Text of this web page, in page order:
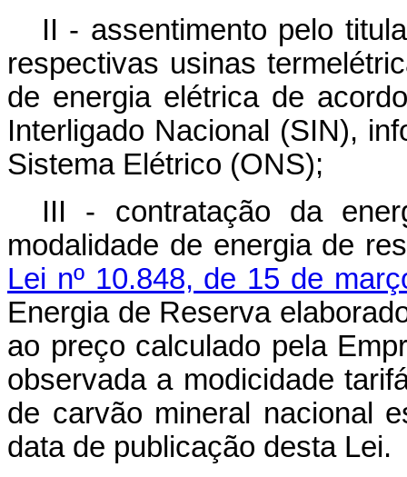
II - assentimento pelo
respectivas usinas
de energia elétrica de
Interligado Nacional (SIN),
Sistema Elétrico (ONS);
III - contratação da
modalidade de energia de
Lei nº 10.848, de 15 de
Energia de Reserva
ao preço calculado pela
observada a modicidade
de carvão mineral nacional
data de publicação desta Lei.